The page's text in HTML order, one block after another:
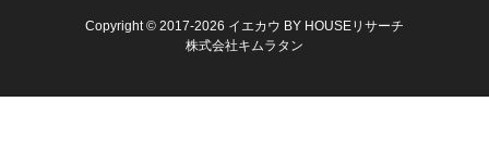
Copyright © 2017-2026 イエカウ BY HOUSEリサーチ
株式会社キムラタン